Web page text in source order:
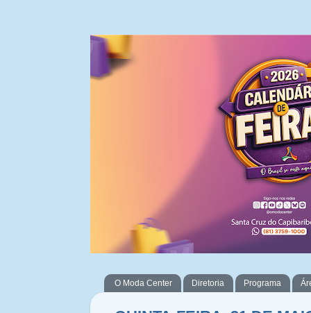
O Moda Center Diretoria Programa